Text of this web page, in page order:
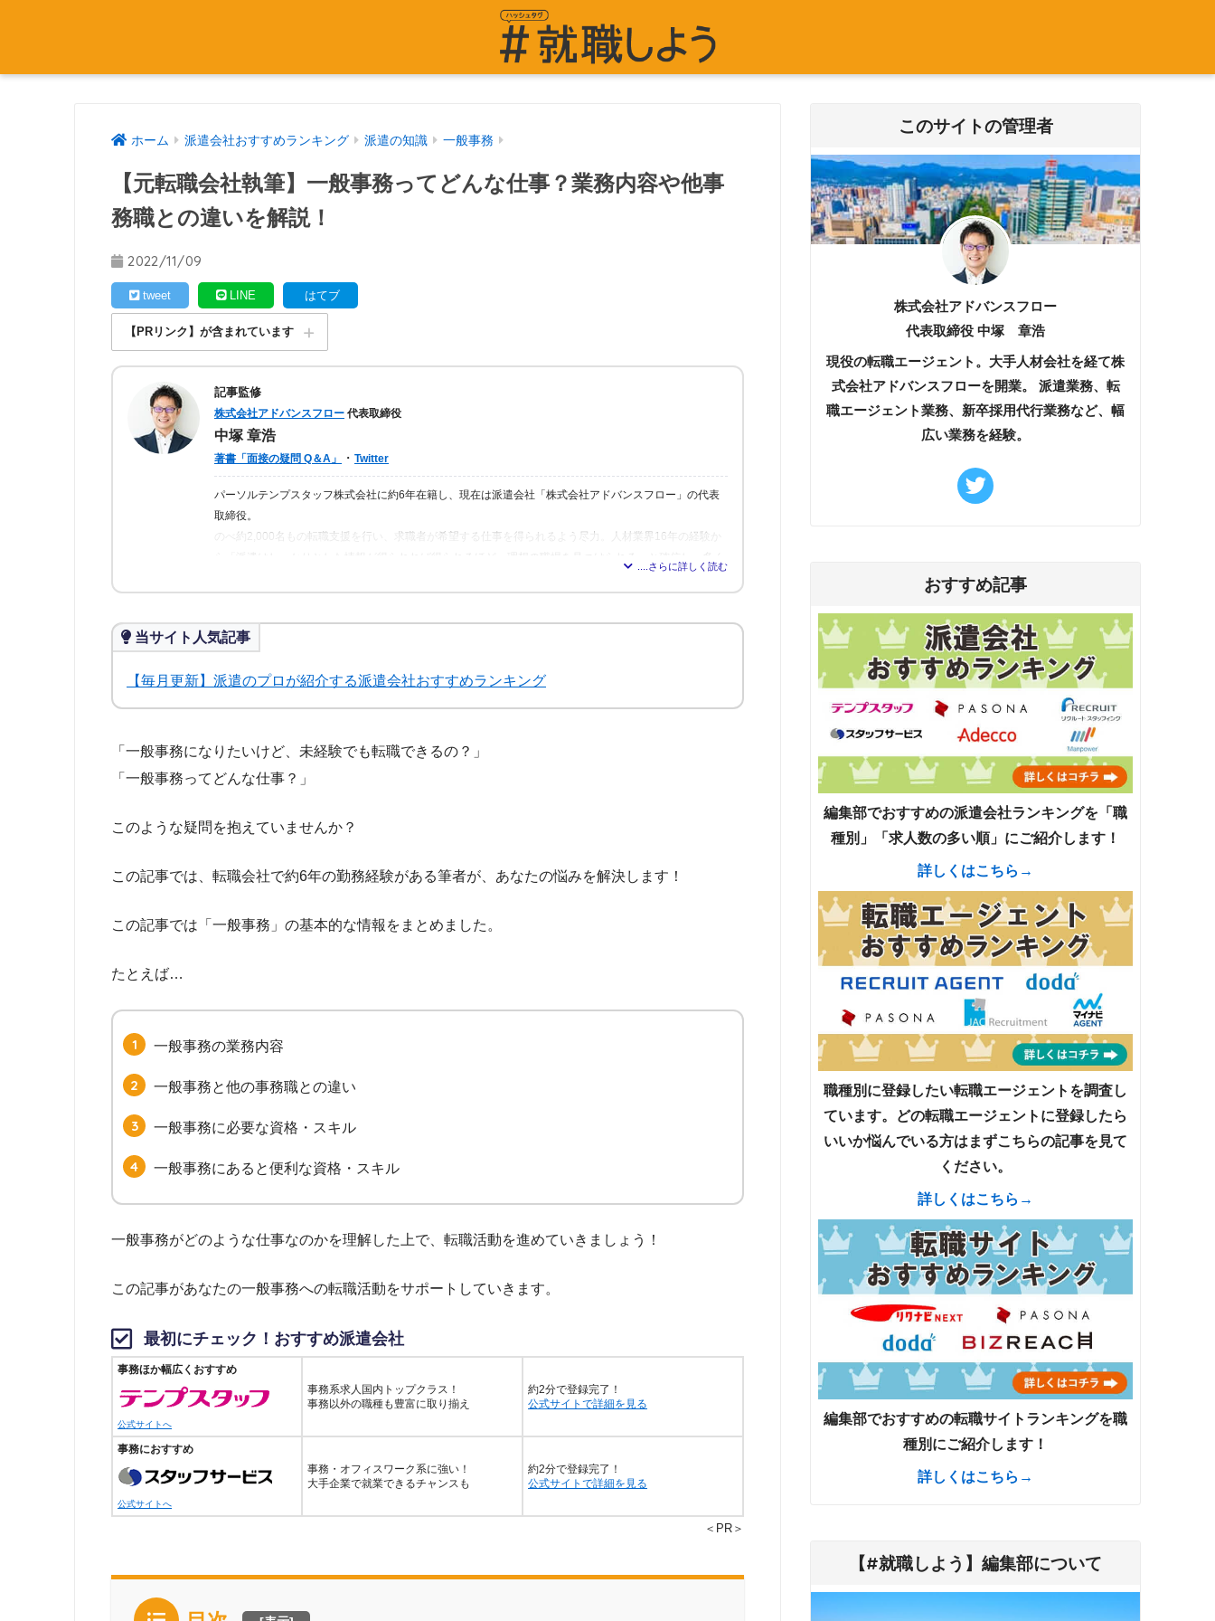
ホーム 派遣会社おすすめランキング 派遣の知識 一般事務
【元転職会社執筆】一般事務ってどんな仕事？業務内容や他事
務職との違いを解説！
2022/11/09
tweet LINE はてブ
【PRリンク】が含まれています
記事監修
株式会社アドバンスフロー 代表取締役
中塚 章浩
著書「面接の疑問 Q＆A」 ・ Twitter
パーソルテンプスタッフ株式会社に約6年在籍し、現在は派遣会社「株式会社アドバンスフロー」の代表
取締役。
のべ約2,000名もの転職支援を行い、求職者が希望する仕事を得られるよう尽力。人材業界16年の経験か
当サイト人気記事
【毎月更新】派遣のプロが紹介する派遣会社おすすめランキング
「一般事務になりたいけど、未経験でも転職できるの？」
「一般事務ってどんな仕事？」
このような疑問を抱えていませんか？
この記事では、転職会社で約6年の勤務経験がある筆者が、あなたの悩みを解決します！
この記事では「一般事務」の基本的な情報をまとめました。
たとえば…
一般事務の業務内容
一般事務と他の事務職との違い
一般事務に必要な資格・スキル
一般事務にあると便利な資格・スキル
一般事務がどのような仕事なのかを理解した上で、転職活動を進めていきましょう！
この記事があなたの一般事務への転職活動をサポートしていきます。
最初にチェック！おすすめ派遣会社
事務ほか幅広くおすすめ
公式サイトへ
事務系求人国内トップクラス！
事務以外の職種も豊富に取り揃え
約2分で登録完了！
公式サイトで詳細を見る
事務におすすめ
公式サイトへ
事務・オフィスワーク系に強い！
大手企業で就業できるチャンスも
約2分で登録完了！
公式サイトで詳細を見る
＜PR＞
このサイトの管理者
株式会社アドバンスフロー
代表取締役 中塚 章浩
現役の転職エージェント。大手人材会社を経て株
式会社アドバンスフローを開業。 派遣業務、転
職エージェント業務、新卒採用代行業務など、幅
広い業務を経験。
おすすめ記事
編集部でおすすめの派遣会社ランキングを「職
種別」「求人数の多い順」にご紹介します！
詳しくはこちら→
職種別に登録したい転職エージェントを調査し
ています。どの転職エージェントに登録したら
いいか悩んでいる方はまずこちらの記事を見て
ください。
詳しくはこちら→
編集部でおすすめの転職サイトランキングを職
種別にご紹介します！
詳しくはこちら→
【#就職しよう】編集部について